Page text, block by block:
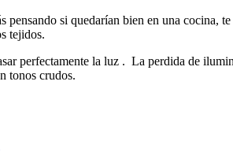
pensando si quedarían bien en una
tejidos.
perfectamente la luz . La perdida de
tonos crudos.